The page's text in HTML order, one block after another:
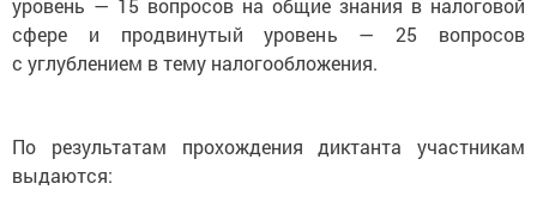
уровень — 15 вопросов на общие знания в налоговой
сфере и продвинутый уровень — 25 вопросов
с углублением в тему налогообложения.
По результатам прохождения диктанта участникам
выдаются: